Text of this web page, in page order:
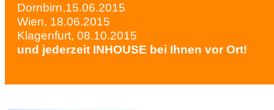
Dornbirn,15.06.2015
Wien, 18.06.2015
Klagenfurt, 08.10.2015
und jederzeit INHOUSE bei Ihnen vor Ort!